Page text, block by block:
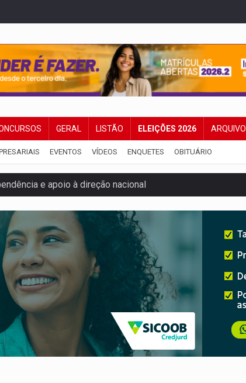
GERAL LISTÃO ELEIÇÕES 2026 ARQUIVO
EVENTOS VÍDEOS ENQUETES OBITUÁRIO
e apoio à direção nacional
e boa vantagem para deputados
aluno-soldado
temas urgentes entre estudantes
Nº 90136/2026/SUPEL/RO
direitos das mulheres
às margens do rio Madeira em PVH
declara patrimônio de R$ 29,4 mi